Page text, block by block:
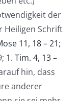
der
Heiligen Schrift
11, 18 – 21;
1. Tim. 4, 13 –
hin, dass
anderer